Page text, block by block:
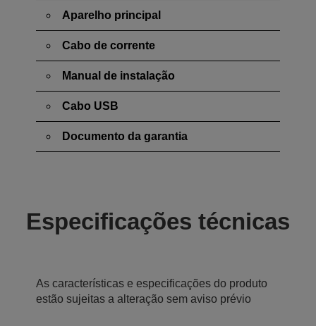
Aparelho principal
Cabo de corrente
Manual de instalação
Cabo USB
Documento da garantia
Especificações técnicas
As características e especificações do produto
estão sujeitas a alteração sem aviso prévio